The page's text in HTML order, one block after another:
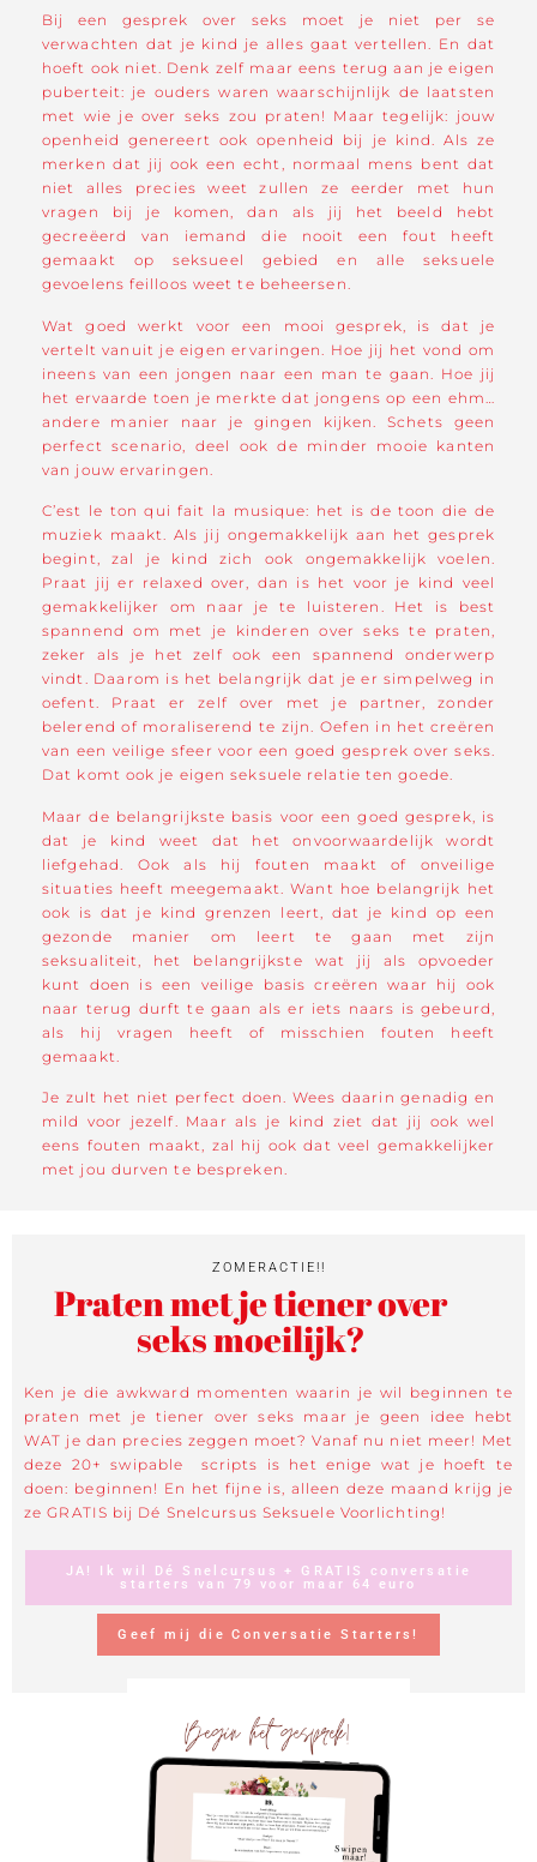
Bij een gesprek over seks moet je niet per se
verwachten dat je kind je alles gaat vertellen. En dat
hoeft ook niet. Denk zelf maar eens terug aan je eigen
puberteit: je ouders waren waarschijnlijk de laatsten
met wie je over seks zou praten! Maar tegelijk: jouw
openheid genereert ook openheid bij je kind. Als ze
merken dat jij ook een echt, normaal mens bent dat
niet alles precies weet zullen ze eerder met hun
vragen bij je komen, dan als jij het beeld hebt
gecreëerd van iemand die nooit een fout heeft
gemaakt op seksueel gebied en alle seksuele
gevoelens feilloos weet te beheersen.
Wat goed werkt voor een mooi gesprek, is dat je
vertelt vanuit je eigen ervaringen. Hoe jij het vond om
ineens van een jongen naar een man te gaan. Hoe jij
het ervaarde toen je merkte dat jongens op een ehm…
andere manier naar je gingen kijken. Schets geen
perfect scenario, deel ook de minder mooie kanten
van jouw ervaringen.
C’est le ton qui fait la musique: het is de toon die de
muziek maakt. Als jij ongemakkelijk aan het gesprek
begint, zal je kind zich ook ongemakkelijk voelen.
Praat jij er relaxed over, dan is het voor je kind veel
gemakkelijker om naar je te luisteren. Het is best
spannend om met je kinderen over seks te praten,
zeker als je het zelf ook een spannend onderwerp
vindt. Daarom is het belangrijk dat je er simpelweg in
oefent. Praat er zelf over met je partner, zonder
belerend of moraliserend te zijn. Oefen in het creëren
van een veilige sfeer voor een goed gesprek over seks.
Dat komt ook je eigen seksuele relatie ten goede.
Maar de belangrijkste basis voor een goed gesprek, is
dat je kind weet dat het onvoorwaardelijk wordt
liefgehad. Ook als hij fouten maakt of onveilige
situaties heeft meegemaakt. Want hoe belangrijk het
ook is dat je kind grenzen leert, dat je kind op een
gezonde manier om leert te gaan met zijn
seksualiteit, het belangrijkste wat jij als opvoeder
kunt doen is een veilige basis creëren waar hij ook
naar terug durft te gaan als er iets naars is gebeurd,
als hij vragen heeft of misschien fouten heeft
gemaakt.
Je zult het niet perfect doen. Wees daarin genadig en
mild voor jezelf. Maar als je kind ziet dat jij ook wel
eens fouten maakt, zal hij ook dat veel gemakkelijker
met jou durven te bespreken.
ZOMERACTIE!!
Praten met je tiener over
seks moeilijk?
Ken je die awkward momenten waarin je wil beginnen te
praten met je tiener over seks maar je geen idee hebt
WAT je dan precies zeggen moet? Vanaf nu niet meer! Met
deze 20+ swipable scripts is het enige wat je hoeft te
doen: beginnen! En het fijne is, alleen deze maand krijg je
ze GRATIS bij Dé Snelcursus Seksuele Voorlichting!
JA! Ik wil Dé Snelcursus + GRATIS conversatie
starters van 79 voor maar 64 euro
Geef mij die Conversatie Starters!